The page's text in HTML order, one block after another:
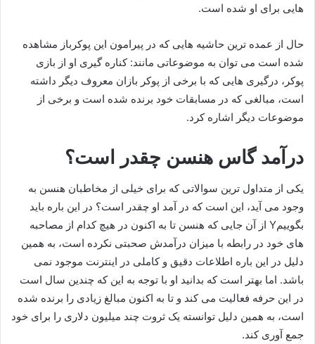
هایی برای او شده است.
حال از عمده‌ ترین حاشیه هایی که در پیرامون این پوکرباز مشاهده
شده است می‌ توان به موضوعاتی مانند: کناره گیری او از بازی
پوکر، درگیری هایی که با برخی از پوکر بازان معروف دیگر داشته
است، مبالغی که در مسابقات خود برنده شده است و برخی از
موضوعات دیگر اشاره کرد.
درآمد گاس هنسن چقدر است؟
یکی از متداول ترین سوالاتی که برای خیلی از مخاطبان هنسن به
وجود می‌ آید، این است که در آمد او چقدر است؟ در این باره باید
بگوییمY از آن جایی که هنسن تا به اکنون در هیچ کدام از مصاحبه‌
های خود در رابطه با میزان درآمدش صحبتی نکرده است، به همین
دلیل در این باره اطلاعات دقیق و کاملی در اینترنت موجود نمی
باشد. اما بهتر است که بدانید او با توجه به این که چندین سال است
در این حرفه فعالیت می‌ کند و تا به اکنون مبالغ زیادی را برنده شده
است، به همین دلیل توانسته یک ثروت چند میلیون دلاری را برای خود
جمع آوری کند.